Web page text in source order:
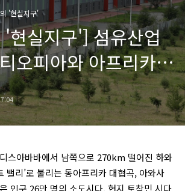
'현실지구'
현실지구'] 섬유산업
오피아와 아프리카의
스아바바에서 남쪽으로 270km 떨어진 하와
밸리’로 불리는 동아프리카 대협곡, 아와사
인구 26만 명의 소도시다. 현지 토착민 시다